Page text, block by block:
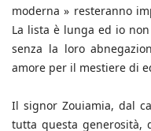
moderna » resteranno
La lista è lunga ed io
senza la loro
amore per il mestiere di
Il signor Zouiamia, dal
tutta questa generosità,